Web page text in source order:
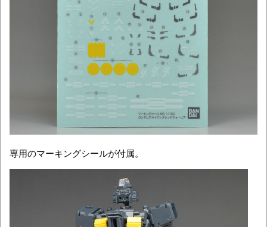
専用のマーキングシールが付属。